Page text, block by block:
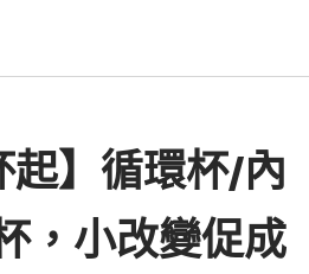
起】循環杯/內
，小改變促成